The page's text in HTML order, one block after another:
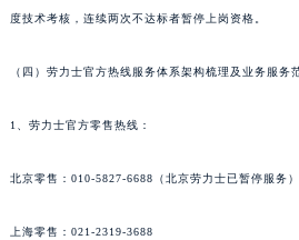
度技术考核，连续两次不达标者暂停上岗资格。
（四）劳力士官方热线服务体系架构梳理及业务服务
1、劳力士官方零售热线：
北京零售：010-5827-6688（北京劳力士已暂停服务）
上海零售：021-2319-3688